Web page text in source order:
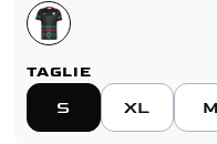
TAGLIE
S XL M